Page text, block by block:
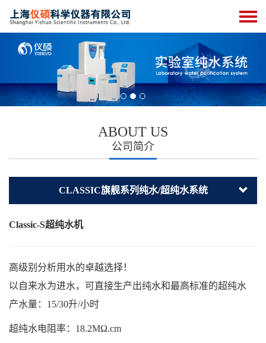
ABOUT US
公司简介
CLASSIC旗舰系列纯水/超纯水系统
Classic-S超纯水机
高级别分析用水的卓越选择！
以自来水为进水，可直接生产出纯水和最高标准的超纯水
产水量：15/30升/小时
超纯水电阻率：18.2MΩ.cm